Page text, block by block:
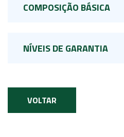
COMPOSIÇÃO BÁSICA
NÍVEIS DE GARANTIA
VOLTAR